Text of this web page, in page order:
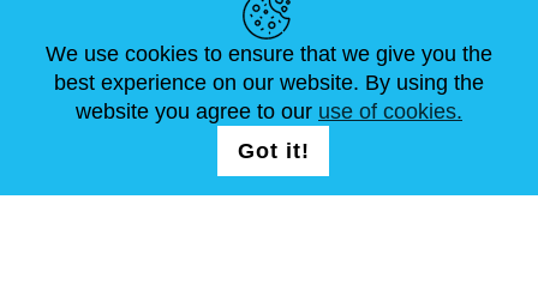
ACTUALITÉS
ARTICLES
ABOUT US
FAQ
DIMENSIONS
NOUS CONTACTER
We use cookies to ensure that we give you the
best experience on our website. By using the
website you agree to our use of cookies.
Got it!